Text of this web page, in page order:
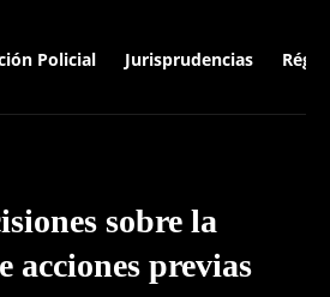
Policial Jurisprudencias
sobre la
acciones previas